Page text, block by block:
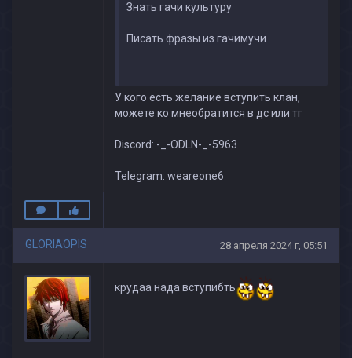
Знать гачи культуру
Писать фразы из гачимучи
У кого есть желание вступить клан,
можете ко мнеобратится в дс или тг
Discord: -_-ODLN-_-5963
Telegram: weareone6
GLORIAOPIS 28 апреля 2024 г, 05:51
крудаа нада вступибть